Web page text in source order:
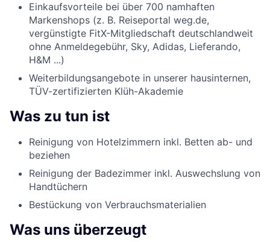
Einkaufsvorteile bei über 700 namhaften
Markenshops (z. B. Reiseportal weg.de,
vergünstigte FitX-Mitgliedschaft deutschlandweit
ohne Anmeldegebühr, Sky, Adidas, Lieferando,
H&M ...)
Weiterbildungsangebote in unserer hausinternen,
TÜV-zertifizierten Klüh-Akademie
Was zu tun ist
Reinigung von Hotelzimmern inkl. Betten ab- und
beziehen
Reinigung der Badezimmer inkl. Auswechslung von
Handtüchern
Bestückung von Verbrauchsmaterialien
Was uns überzeugt